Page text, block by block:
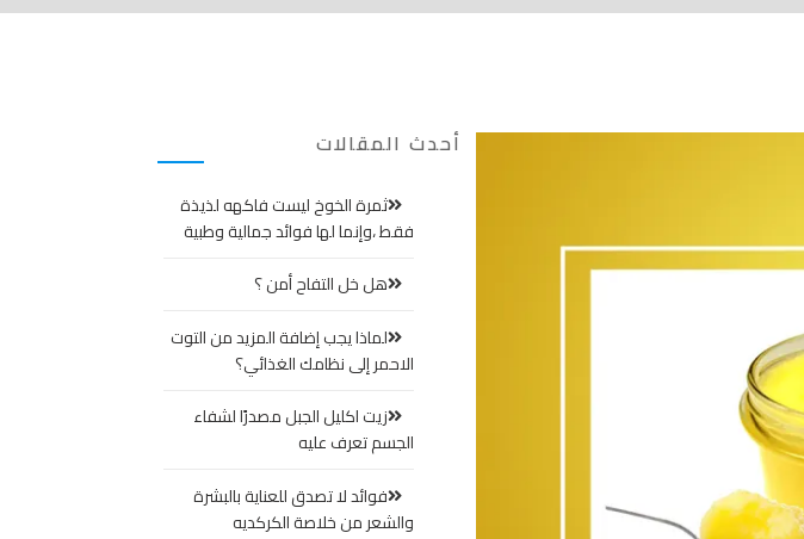
أحدث المقالات
ثمرة الخوخ ليست فاكهه لذيذة
فقط ،وإنما لها فوائد جمالية وطبية
هل خل التفاح أمن ؟
لماذا يجب إضافة المزيد من التوت
الاحمر إلى نظامك الغذائي؟
زيت اكليل الجبل مصدرًا لشفاء
الجسم تعرف عليه
فوائد لا تصدق للعناية بالبشرة
والشعر من خلاصة الكركديه